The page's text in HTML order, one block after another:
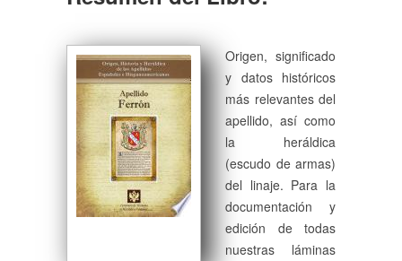
Origen, significado
y datos históricos
más relevantes del
apellido, así como
la heráldica
(escudo de armas)
del linaje. Para la
documentación y
edición de todas
nuestras láminas